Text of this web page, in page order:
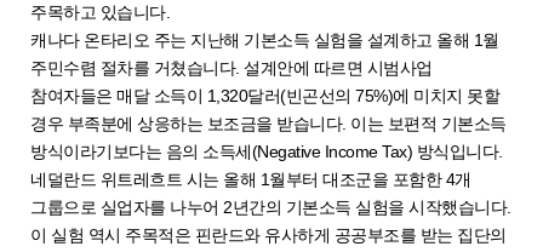
주목하고 있습니다.
캐나다 온타리오 주는 지난해 기본소득 실험을 설계하고 올해 1월
주민수렴 절차를 거쳤습니다. 설계안에 따르면 시범사업
참여자들은 매달 소득이 1,320달러(빈곤선의 75%)에 미치지 못할
경우 부족분에 상응하는 보조금을 받습니다. 이는 보편적 기본소득
방식이라기보다는 음의 소득세(Negative Income Tax) 방식입니다.
네덜란드 위트레흐트 시는 올해 1월부터 대조군을 포함한 4개
그룹으로 실업자를 나누어 2년간의 기본소득 실험을 시작했습니다.
이 실험 역시 주목적은 핀란드와 유사하게 공공부조를 받는 집단의